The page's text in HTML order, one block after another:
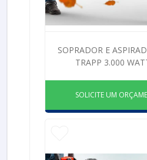
SOPRADOR E
TRAPP 3.000
SOLICITE UM